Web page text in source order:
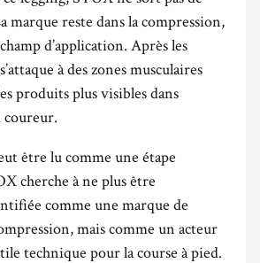
reste dans la compression,
d’application. Après les
à des zones musculaires
produits plus visibles dans
coureur.
être lu comme une étape
cherche à ne plus être
comme une marque de
mais comme un acteur
technique pour la course à pied.